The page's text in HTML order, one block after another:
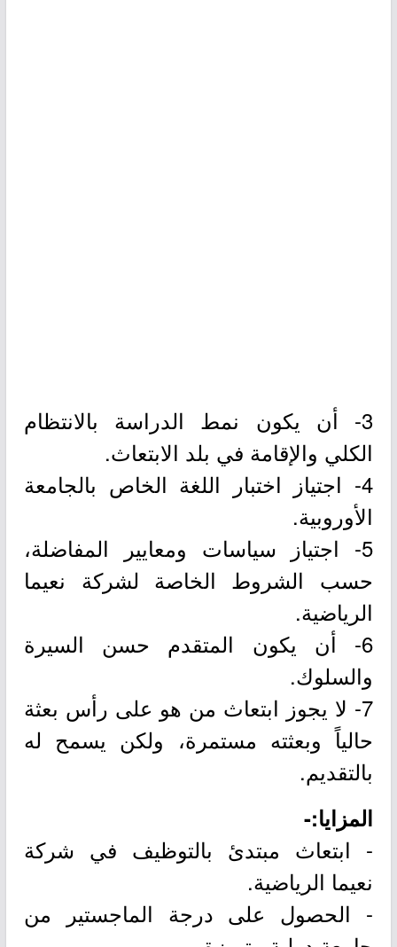
3- أن يكون نمط الدراسة بالانتظام
الكلي والإقامة في بلد الابتعاث.
4- اجتياز اختبار اللغة الخاص بالجامعة
الأوروبية.
5- اجتياز سياسات ومعايير المفاضلة،
حسب الشروط الخاصة لشركة نعيما
الرياضية.
6- أن يكون المتقدم حسن السيرة
والسلوك.
7- لا يجوز ابتعاث من هو على رأس بعثة
حالياً وبعثته مستمرة، ولكن يسمح له
بالتقديم.
المزايا:-
- ابتعاث مبتدئ بالتوظيف في شركة
نعيما الرياضية.
- الحصول على درجة الماجستير من